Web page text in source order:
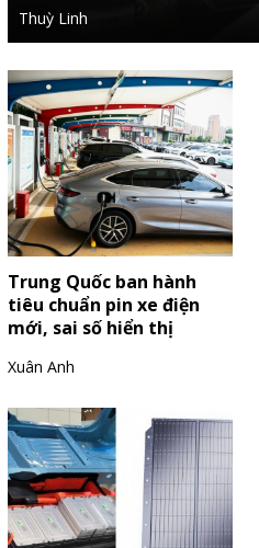
Thuỳ Linh
Trung Quốc ban hành
tiêu chuẩn pin xe điện
mới, sai số hiển thị
Xuân Anh